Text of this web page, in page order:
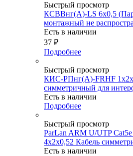
Быстрый просмотр
КСВВнг(А)-LS 6х0,5
монтажный не
Есть в наличии
37 ₽
Подробнее
Быстрый просмотр
КИС-РПнг(А)-FRHF
симметричный для
Есть в наличии
Подробнее
Быстрый просмотр
ParLan ARM U/UTP
4х2x0,52 Кабель
Есть в наличии